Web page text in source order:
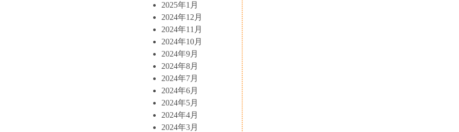
2025年1月
2024年12月
2024年11月
2024年10月
2024年9月
2024年8月
2024年7月
2024年6月
2024年5月
2024年4月
2024年3月